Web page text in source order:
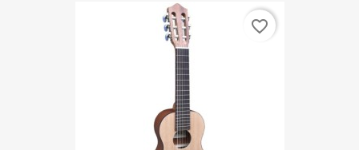
favorite_border